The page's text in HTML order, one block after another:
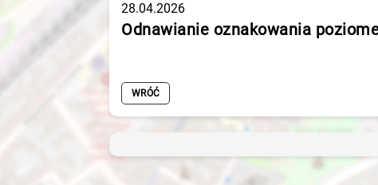
28.04.2026
Odnawianie oznakowania
WRÓĆ